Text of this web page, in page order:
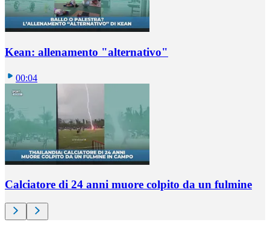
Kean: allenamento "alternativo"
00:04
Calciatore di 24 anni muore colpito da un fulmine